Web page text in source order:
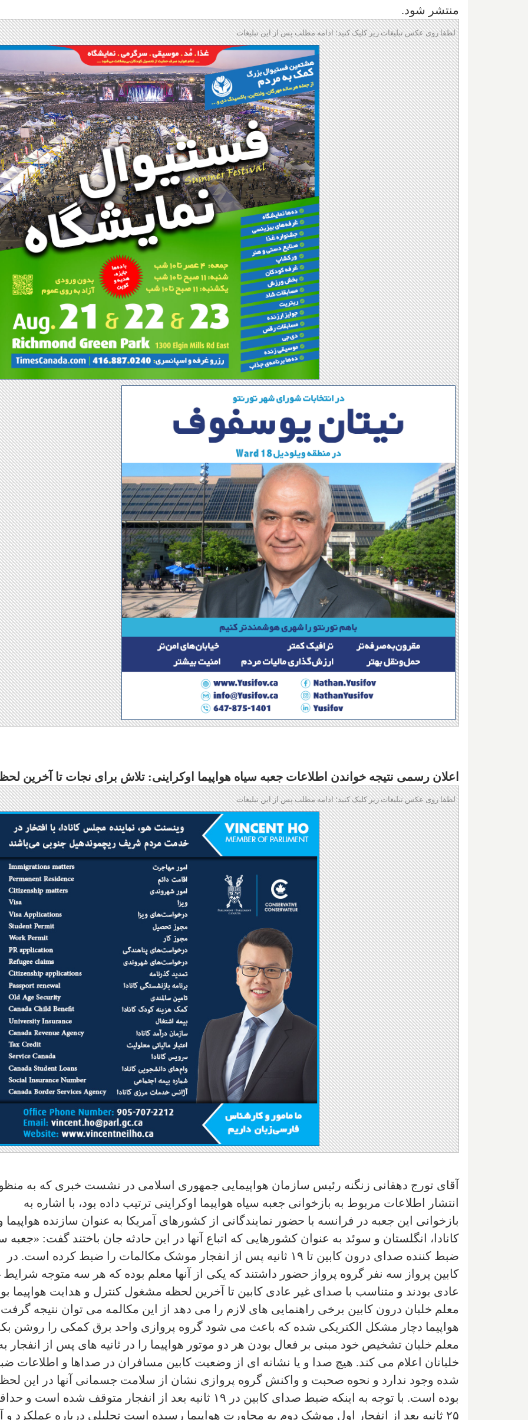
منتشر شود.
لطفا روی عکس تبلیغات زیر کلیک کنید؛ ادامه مطلب پس از این تبلیغات
اعلان رسمی نتیجه خواندن اطلاعات جعبه سیاه هواپیما اوکراینی: تلاش برای نجات تا آخرین
لطفا روی عکس تبلیغات زیر کلیک کنید؛ ادامه مطلب پس از این تبلیغات
آقای تورج دهقانی زنگنه رئیس سازمان هواپیمایی جمهوری اسلامی در نشست خبری که به
انتشار اطلاعات مربوط به بازخوانی جعبه سیاه هواپیما اوکراینی ترتیب داده بود، با اشاره به
بازخوانی این جعبه در فرانسه با حضور نمایندگانی از کشورهای آمریکا به عنوان سازنده هواپیما
کانادا، انگلستان و سوئد به عنوان کشورهایی که اتباع آنها در این حادثه جان باختند گفت: «جعبه
ضبط کننده صدای درون کابین تا ۱۹ ثانیه پس از انفجار موشک مکالمات را ضبط کرده است. در
کابین پرواز سه نفر گروه پرواز حضور داشتند که یکی از آنها معلم بوده که هر سه متوجه شرایط
عادی بودند و متناسب با صدای غیر عادی کابین تا آخرین لحظه مشغول کنترل و هدایت هواپیما
معلم خلبان درون کابین برخی راهنمایی های لازم را می دهد از این مکالمه می توان نتیجه
هواپیما دچار مشکل الکتریکی شده که باعث می شود گروه پروازی واحد برق کمکی را روشن
معلم خلبان تشخیص خود مبنی بر فعال بودن هر دو موتور هواپیما را در ثانیه های پس از انفجار
خلبانان اعلام می کند. هیچ صدا و یا نشانه ای از وضعیت کابین مسافران در صداها و اطلاعات
شده وجود ندارد و نحوه صحبت و واکنش گروه پروازی نشان از سلامت جسمانی آنها در این
بوده است. با توجه به اینکه ضبط صدای کابین در ۱۹ ثانیه بعد از انفجار متوقف شده است و
۲۵ ثانیه بعد از انفجار اول موشک دوم به مجاورت هواپیما رسیده است تحلیلی درباره عملکرد و